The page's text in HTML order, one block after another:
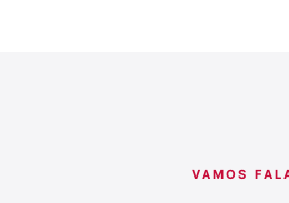
VAMOS